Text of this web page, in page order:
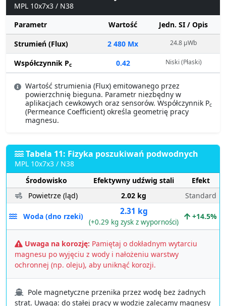
MPL 10x7x3 / N38
Parametr
Wartość
Jedn. SI / Opis
Strumień (Flux)
2 480 Mx 24.8 µWb
Współczynnik Pc 0.42 Niski (Płaski)
Wartość strumienia (Flux) emitowanego przez
powierzchnię bieguna. Parametr niezbędny w
aplikacjach cewkowych oraz sensorów. Współczynnik Pc
(Permeance Coefficient) określa geometrię pracy
magnesu.
Tabela 11: Fizyka poszukiwań podwodnych
MPL 10x7x3 / N38
Środowisko
Efektywny udźwig stali
Efekt
Powietrze (ląd)
2.02 kg Standard
Woda (dno rzeki) 2.31 kg
(+0.29 kg zysk z wyporności)
+14.5%
Uwaga na korozję: Pamiętaj o dokładnym wytarciu
magnesu po wyjęciu z wody i nałożeniu warstwy
ochronnej (np. oleju), aby uniknąć korozji.
Pole magnetyczne przenika przez wodę bez żadnych
strat. Uwaga: do stałej pracy w wodzie zalecamy magnesy